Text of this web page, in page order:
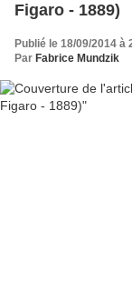
Figaro - 1889)
Publié le 18/09/2014 à
Par Fabrice Mundzik